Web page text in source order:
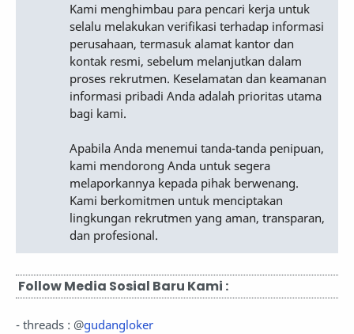
Kami menghimbau para pencari kerja untuk
selalu melakukan verifikasi terhadap informasi
perusahaan, termasuk alamat kantor dan
kontak resmi, sebelum melanjutkan dalam
proses rekrutmen. Keselamatan dan keamanan
informasi pribadi Anda adalah prioritas utama
bagi kami.
Apabila Anda menemui tanda-tanda penipuan,
kami mendorong Anda untuk segera
melaporkannya kepada pihak berwenang.
Kami berkomitmen untuk menciptakan
lingkungan rekrutmen yang aman, transparan,
dan profesional.
Follow Media Sosial Baru Kami :
- threads : @gudangloker